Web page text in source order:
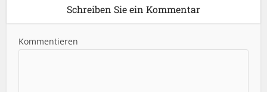
Schreiben Sie ein Kommentar
Kommentieren